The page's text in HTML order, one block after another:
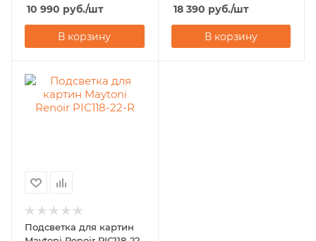
10 990 руб./шт
В корзину
18 390 руб./шт
В корзину
Подсветка для картин